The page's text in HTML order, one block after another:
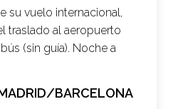
su vuelo internacional,
traslado al aeropuerto
(sin guía). Noche a
BARCELONA